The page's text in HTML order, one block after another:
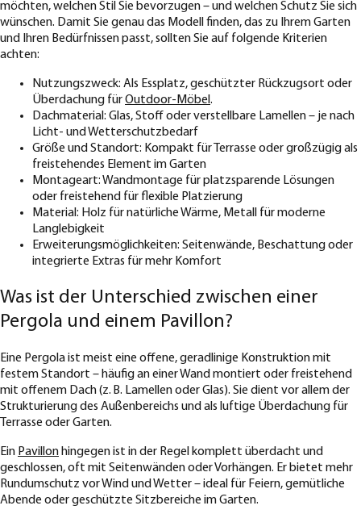
möchten, welchen Stil Sie bevorzugen – und welchen Schutz Sie sich
wünschen. Damit Sie genau das Modell finden, das zu Ihrem Garten
und Ihren Bedürfnissen passt, sollten Sie auf folgende Kriterien
achten:
Nutzungszweck: Als Essplatz, geschützter Rückzugsort oder
Überdachung fürOutdoor-Möbel .
Dachmaterial: Glas, Stoff oder verstellbare Lamellen – je nach
Licht- und Wetterschutzbedarf
Größe und Standort: Kompakt für Terrasse oder großzügig als
freistehendes Element im Garten
Montageart: Wandmontage für platzsparende Lösungen
oder freistehend für flexible Platzierung
Material: Holz für natürliche Wärme, Metall für moderne
Langlebigkeit
Erweiterungsmöglichkeiten: Seitenwände, Beschattung oder
integrierte Extras für mehr Komfort
Was ist der Unterschied zwischen einer
Pergola und einem Pavillon?
Eine Pergola ist meist eine offene, geradlinige Konstruktion mit
festem Standort – häufig an einer Wand montiert oder freistehend
mit offenem Dach (z. B. Lamellen oder Glas). Sie dient vor allem der
Strukturierung des Außenbereichs und als luftige Überdachung für
Terrasse oder Garten.
Ein Pavillon hingegen ist in der Regel komplett überdacht und
geschlossen, oft mit Seitenwänden oder Vorhängen. Er bietet mehr
Rundumschutz vor Wind und Wetter – ideal für Feiern, gemütliche
Abende oder geschützte Sitzbereiche im Garten.